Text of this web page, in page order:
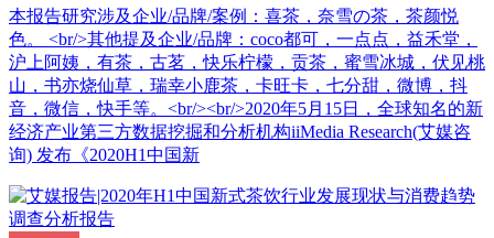
本报告研究涉及企业/品牌/案例：喜茶，奈雪の茶，茶颜悦
色。 <br/>其他提及企业/品牌：coco都可，一点点，益禾堂，
沪上阿姨，有茶，古茗，快乐柠檬，贡茶，蜜雪冰城，伏见桃
山，书亦烧仙草，瑞幸小鹿茶，卡旺卡，七分甜，微博，抖
音，微信，快手等。<br/><br/>2020年5月15日，全球知名的新
经济产业第三方数据挖掘和分析机构iiMedia Research(艾媒咨
询) 发布《2020H1中国新